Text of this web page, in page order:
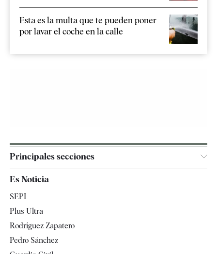
Esta es la multa que te pueden poner
por lavar el coche en la calle
Principales secciones
España
Televisión
Es Noticia
SEPI
Plus Ultra
Rodríguez Zapatero
Pedro Sánchez